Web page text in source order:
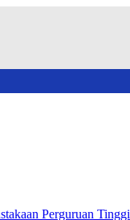
Perguruan Tinggi